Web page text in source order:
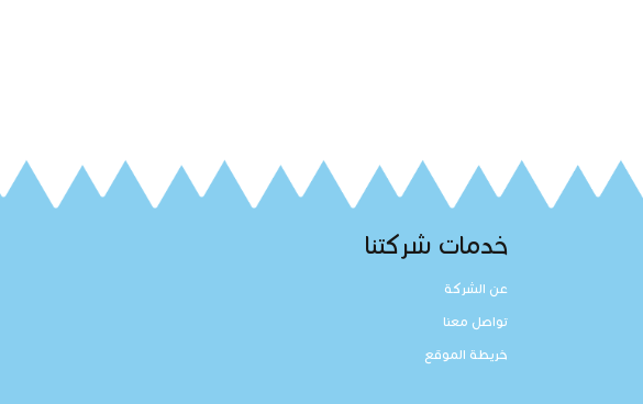
خدمات شركتنا
عن الشركة
تواصل معنا
خريطة الموقع